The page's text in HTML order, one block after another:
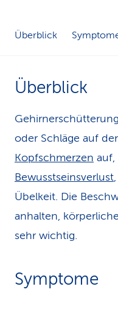
Überblick
Überblick
oder Schläge auf
Kopfschmerzen auf,
Bewusstseinsverlust
Übelkeit. Die
anhalten,
sehr wichtig.
Symptome